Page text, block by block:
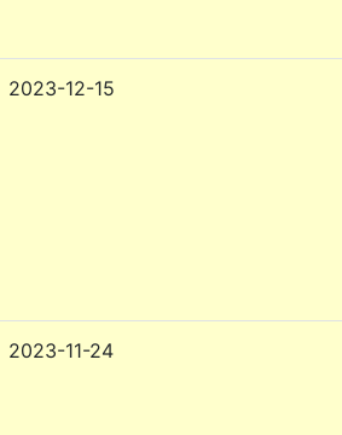
2023-12-15
2023-11-24